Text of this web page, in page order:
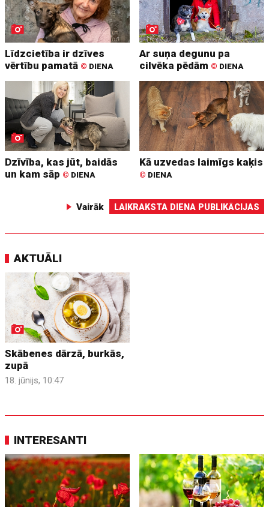
Līdzcietība ir dzīves
vērtību pamatā © DIENA
Ar suņa degunu pa
cilvēka pēdām © DIENA
Dzīvība, kas jūt, baidās
un kam sāp © DIENA
Kā uzvedas laimīgs kaķis
© DIENA
Vairāk LAIKRAKSTA DIENA PUBLIKĀCIJAS
AKTUĀLI
Skābenes dārzā, burkās,
zupā
18. jūnijs, 10:47
INTERESANTI